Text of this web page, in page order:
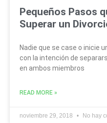
Pequeños Pasos
Superar un
Nadie que se case o inicie
con la intención de
en ambos miembros
READ MORE »
noviembre 29, 2018 No hay